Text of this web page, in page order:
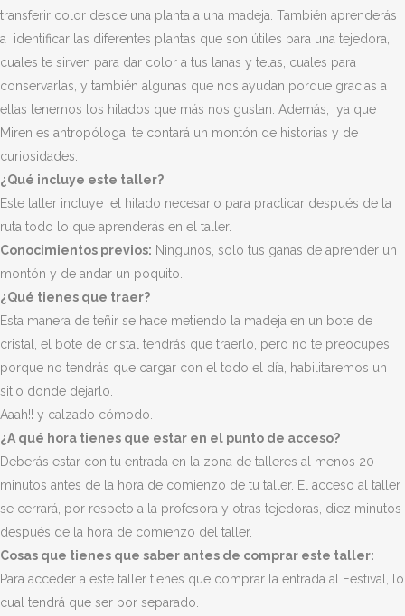
transferir color desde una planta a una madeja. También aprenderás
a identificar las diferentes plantas que son útiles para una tejedora,
cuales te sirven para dar color a tus lanas y telas, cuales para
conservarlas, y también algunas que nos ayudan porque gracias a
ellas tenemos los hilados que más nos gustan. Además, ya que
Miren es antropóloga, te contará un montón de historias y de
curiosidades.
¿Qué incluye este taller?
Este taller incluye el hilado necesario para practicar después de la
ruta todo lo que aprenderás en el taller.
Conocimientos previos: Ningunos, solo tus ganas de aprender un
montón y de andar un poquito.
¿Qué tienes que traer?
Esta manera de teñir se hace metiendo la madeja en un bote de
cristal, el bote de cristal tendrás que traerlo, pero no te preocupes
porque no tendrás que cargar con el todo el día, habilitaremos un
sitio donde dejarlo.
Aaah!! y calzado cómodo.
¿A qué hora tienes que estar en el punto de acceso?
Deberás estar con tu entrada en la zona de talleres al menos 20
minutos antes de la hora de comienzo de tu taller. El acceso al taller
se cerrará, por respeto a la profesora y otras tejedoras, diez minutos
después de la hora de comienzo del taller.
Cosas que tienes que saber antes de comprar este taller:
Para acceder a este taller tienes que comprar la entrada al Festival, lo
cual tendrá que ser por separado.